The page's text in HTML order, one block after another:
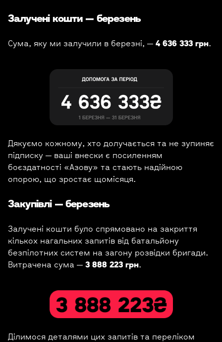
Залучені кошти — березень
Сума, яку ми залучили в березні, — 4 636 333 грн.
Дякуємо кожному, хто долучається та не зупиняє
підписку — ваші внески є посиленням
боєздатності «Азову» та стають надійною
опорою, що зростає щомісяця.
Закупівлі — березень
Залучені кошти було спрямовано на закриття
кількох нагальних запитів від батальйону
безпілотних систем на загону розвідки бригади.
Витрачена сума — 3 888 223 грн.
Ділимося деталями цих запитів та переліком